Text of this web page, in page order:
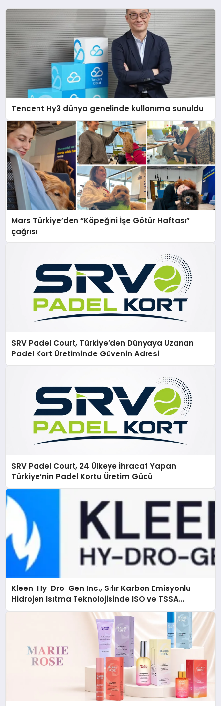
Tencent Hy3 dünya genelinde kullanıma sunuldu
Mars Türkiye’den “Köpeğini İşe Götür Haftası”
çağrısı
SRV Padel Court, Türkiye’den Dünyaya Uzanan
Padel Kort Üretiminde Güvenin Adresi
SRV Padel Court, 24 Ülkeye İhracat Yapan
Türkiye’nin Padel Kortu Üretim Gücü
Kleen-Hy-Dro-Gen Inc., Sıfır Karbon Emisyonlu
Hidrojen Isıtma Teknolojisinde ISO ve TSSA
Düzenleyici Onaylarını Aldı